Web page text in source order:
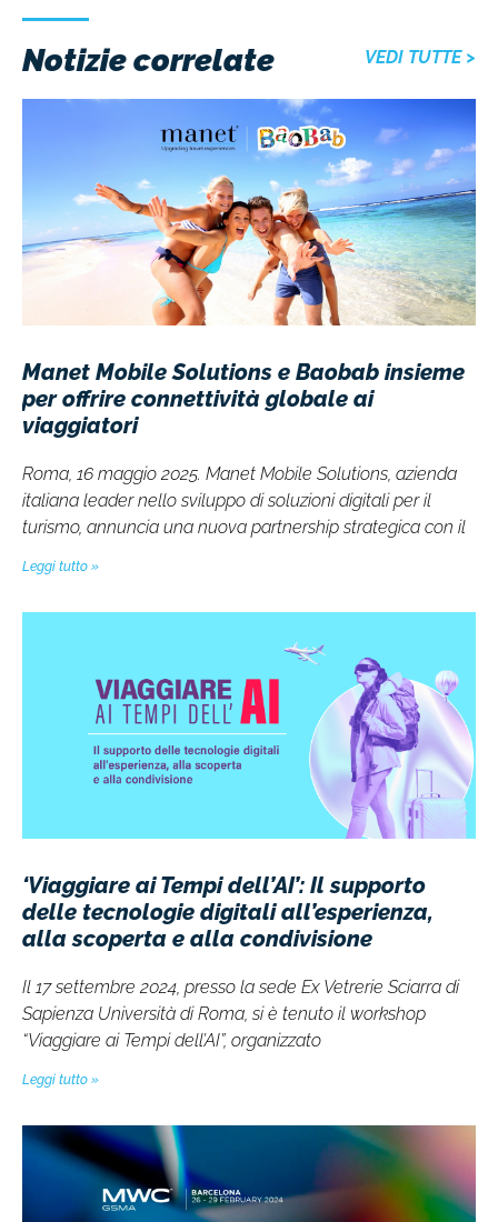
Notizie correlate VEDI TUTTE >
Manet Mobile Solutions e Baobab insieme
per offrire connettività globale ai
viaggiatori
Roma, 16 maggio 2025. Manet Mobile Solutions, azienda
italiana leader nello sviluppo di soluzioni digitali per il
turismo, annuncia una nuova partnership strategica con il
Leggi tutto »
‘Viaggiare ai Tempi dell’AI’: Il supporto
delle tecnologie digitali all’esperienza,
alla scoperta e alla condivisione
Il 17 settembre 2024, presso la sede Ex Vetrerie Sciarra di
Sapienza Università di Roma, si è tenuto il workshop
“Viaggiare ai Tempi dell’AI”, organizzato
Leggi tutto »